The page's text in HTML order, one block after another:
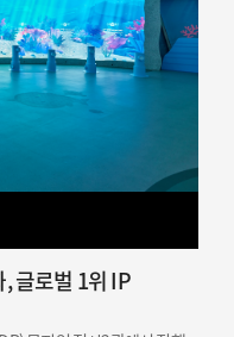
글로벌 1위 IP